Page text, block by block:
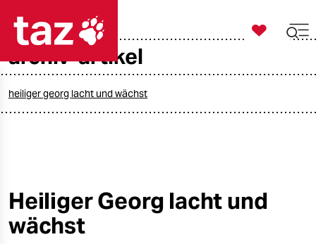
taz zahl ich
öko
gesellschaft

taz zahl ich
archiv-artikel
heiliger georg lacht und wächst
Heiliger Georg lacht und
wächst